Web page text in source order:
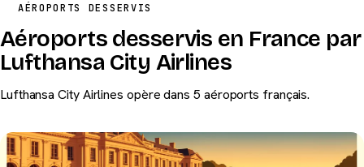
AÉROPORTS DESSERVIS
Aéroports desservis en France par
Lufthansa City Airlines
Lufthansa City Airlines opère dans 5 aéroports français.